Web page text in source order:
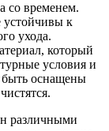
со временем.
устойчивы к
ухода.
который
условия и
оснащены
различными